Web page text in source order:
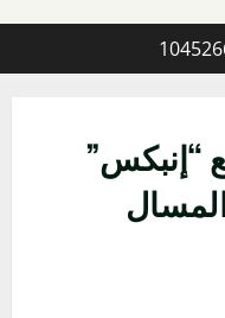
“إنبكس”
المسال